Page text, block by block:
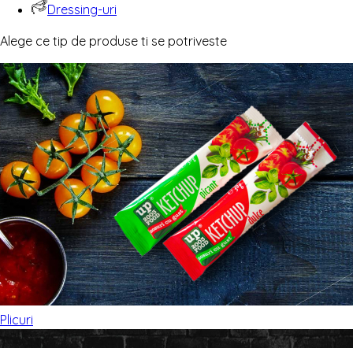
Dressing-uri
Alege ce tip de produse ti se potriveste
Plicuri